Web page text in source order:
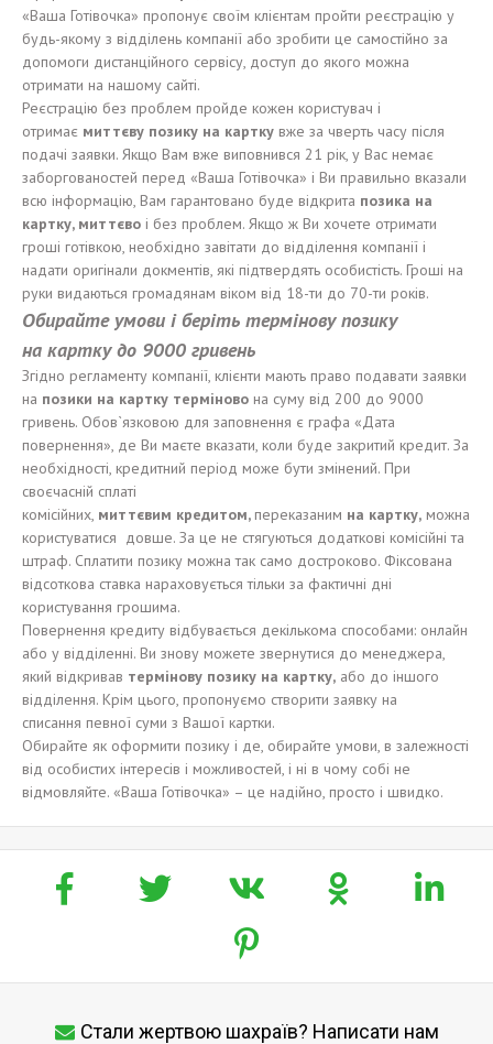
«Ваша Готівочка» пропонує своїм клієнтам пройти реєстрацію у
будь-якому з відділень компанії або зробити це самостійно за
допомоги дистанційного сервісу, доступ до якого можна
отримати на нашому сайті.
Реєстрацію без проблем пройде кожен користувач і
отримає миттєву позику на картку вже за чверть часу після
подачі заявки. Якщо Вам вже виповнився 21 рік, у Вас немає
заборгованостей перед «Ваша Готівочка» і Ви правильно вказали
всю інформацію, Вам гарантовано буде відкрита позика на
картку, миттєво і без проблем. Якщо ж Ви хочете отримати
гроші готівкою, необхідно завітати до відділення компанії і
надати оригінали докментів, які підтвердять особистість. Гроші на
руки видаються громадянам віком від 18-ти до 70-ти років.
Обирайте умови і беріть термінову позику
на картку до 9000 гривень
Згідно регламенту компанії, клієнти мають право подавати заявки
на позики на картку терміново на суму від 200 до 9000
гривень. Обов`язковою для заповнення є графа «Дата
повернення», де Ви маєте вказати, коли буде закритий кредит. За
необхідності, кредитний період може бути змінений. При
своєчасній сплаті
комісійних, миттєвим кредитом, переказаним на картку, можна
користуватися довше. За це не стягуються додаткові комісійні та
штраф. Сплатити позику можна так само достроково. Фіксована
відсоткова ставка нараховується тільки за фактичні дні
користування грошима.
Повернення кредиту відбувається декількома способами: онлайн
або у відділенні. Ви знову можете звернутися до менеджера,
який відкривав термінову позику на картку, або до іншого
відділення. Крім цього, пропонуємо створити заявку на
списання певної суми з Вашої картки.
Обирайте як оформити позику і де, обирайте умови, в залежності
від особистих інтересів і можливостей, і ні в чому собі не
відмовляйте. «Ваша Готівочка» – це надійно, просто і швидко.
Стали жертвою шахраїв? Написати нам